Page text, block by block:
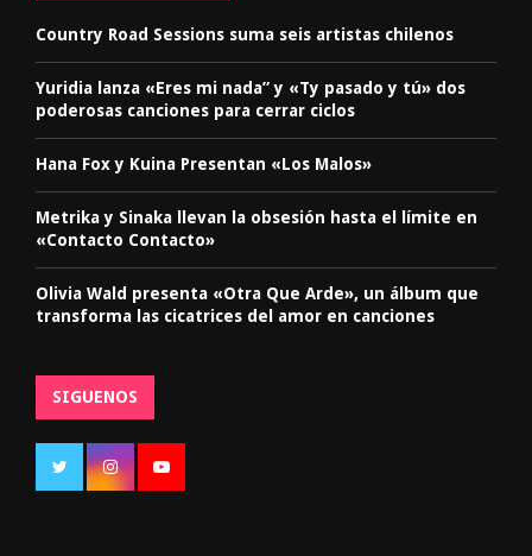
Country Road Sessions suma seis artistas chilenos
Yuridia lanza «Eres mi nada” y «Ty pasado y tú» dos
poderosas canciones para cerrar ciclos
Hana Fox y Kuina Presentan «Los Malos»
Metrika y Sinaka llevan la obsesión hasta el límite en
«Contacto Contacto»
Olivia Wald presenta «Otra Que Arde», un álbum que
transforma las cicatrices del amor en canciones
SIGUENOS